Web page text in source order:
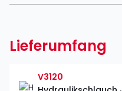
Lieferumfang
V3120